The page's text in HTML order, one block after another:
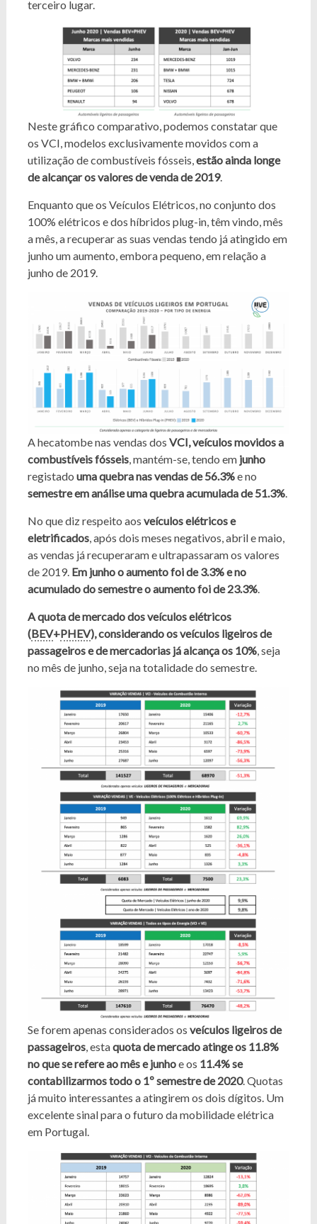
terceiro lugar.
Neste gráfico comparativo, podemos constatar que
os VCI, modelos exclusivamente movidos com a
utilização de combustíveis fósseis,estão ainda longe
de alcançar os valores de venda de 2019.
Enquanto que os Veículos Elétricos, no conjunto dos
100% elétricos e dos híbridos plug-in, têm vindo, mês
a mês, a recuperar as suas vendas tendo já atingido em
junho um aumento, embora pequeno, em relação a
junho de 2019.
A hecatombe nas vendas dos VCI, veículos movidos a
combustíveis fósseis, mantém-se, tendo em junho
registado uma quebra nas vendas de 56.3%e no
semestre em análise uma quebra acumulada de 51.3%.
No que diz respeito aos veículos elétricos e
eletrificados, após dois meses negativos, abril e maio,
as vendas já recuperaram e ultrapassaram os valores
de 2019. Em junho o aumento foi de 3.3% e no
acumulado do semestre o aumento foi de 23.3%.
A quota de mercado dos veículos elétricos
(BEV+PHEV), considerando os veículos ligeiros de
passageiros e de mercadorias já alcança os 10%, seja
no mês de junho, seja na totalidade do semestre.
Se forem apenas considerados os veículos ligeiros de
passageiros, estaquota de mercado atinge os 11.8%
no que se refere ao mês e junhoe os 11.4% se
contabilizarmos todo o 1º semestre de 2020. Quotas
já muito interessantes a atingirem os dois dígitos. Um
excelente sinal para o futuro da mobilidade elétrica
em Portugal.